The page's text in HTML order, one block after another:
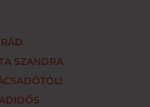
SZANDRA